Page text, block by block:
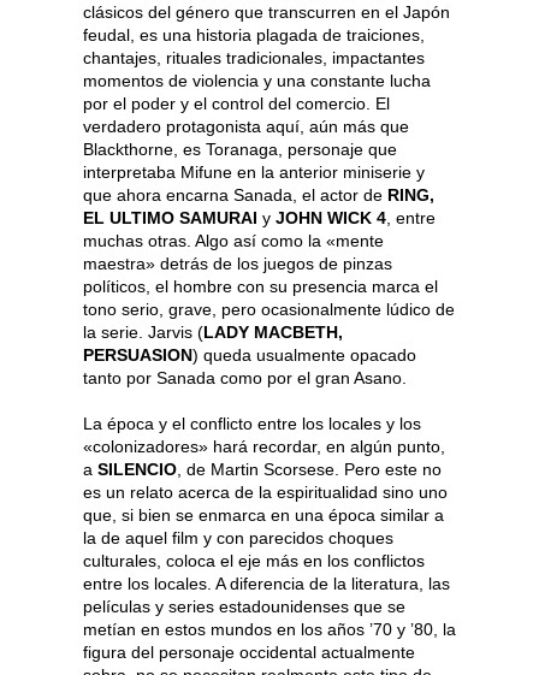
clásicos del género que transcurren en el Japón
feudal, es una historia plagada de traiciones,
chantajes, rituales tradicionales, impactantes
momentos de violencia y una constante lucha
por el poder y el control del comercio. El
verdadero protagonista aquí, aún más que
Blackthorne, es Toranaga, personaje que
interpretaba Mifune en la anterior miniserie y
que ahora encarna Sanada, el actor de RING,
EL ULTIMO SAMURAI y JOHN WICK 4 , entre
muchas otras. Algo así como la «mente
maestra» detrás de los juegos de pinzas
políticos, el hombre con su presencia marca el
tono serio, grave, pero ocasionalmente lúdico de
la serie. Jarvis (LADY MACBETH,
PERSUASION) queda usualmente opacado
tanto por Sanada como por el gran Asano.
La época y el conflicto entre los locales y los
«colonizadores» hará recordar, en algún punto,
a SILENCIO , de Martin Scorsese. Pero este no
es un relato acerca de la espiritualidad sino uno
que, si bien se enmarca en una época similar a
la de aquel film y con parecidos choques
culturales, coloca el eje más en los conflictos
entre los locales. A diferencia de la literatura, las
películas y series estadounidenses que se
metían en estos mundos en los años ’70 y ’80, la
figura del personaje occidental actualmente